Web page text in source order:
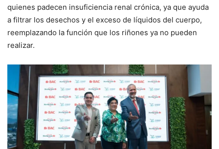
quienes padecen insuficiencia renal crónica, ya que ayuda
a filtrar los desechos y el exceso de líquidos del cuerpo,
reemplazando la función que los riñones ya no pueden
realizar.